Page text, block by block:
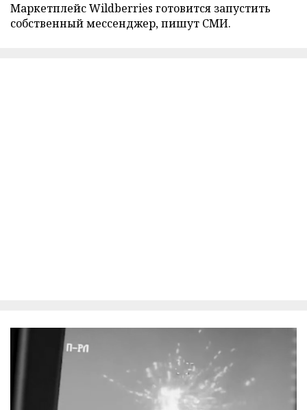
Маркетплейс Wildberries готовится запустить
собственный мессенджер, пишут СМИ.